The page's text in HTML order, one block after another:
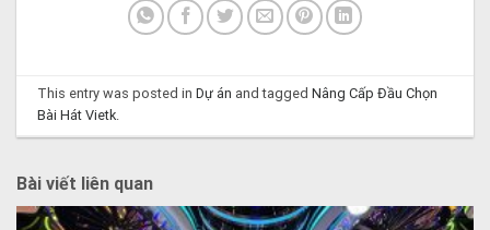
This entry was posted inDự án and taggedNâng Cấp Đầu Chọn
Bài Hát Vietk.
Bài viết liên quan